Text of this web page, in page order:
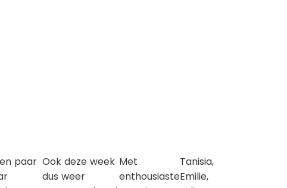
paar Ook deze week
dus weer
Met
enthousiaste
Tanisia,
Emilie,